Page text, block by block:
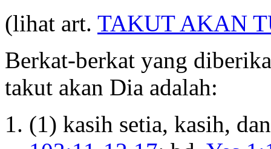
(lihat art. TAKUT AKAN
Berkat-berkat yang
takut akan Dia adalah:
(1) kasih setia, kasih,